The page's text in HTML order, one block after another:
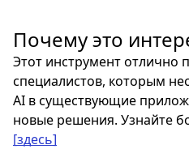
Почему это
Этот инструмент отлично
специалистов, которым
AI в существующие
новые решения. Узнайте
[здесь]